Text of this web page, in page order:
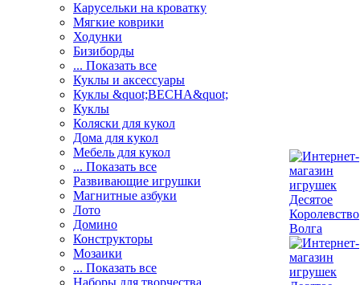
Карусельки на кроватку
Мягкие коврики
Ходунки
Бизиборды
... Показать все
Куклы и аксессуары
Куклы &quot;ВЕСНА&quot;
Куклы
Коляски для кукол
Дома для кукол
Мебель для кукол
... Показать все
Развивающие игрушки
Магнитные азбуки
Лото
Домино
Конструкторы
Мозаики
... Показать все
Наборы для творчества